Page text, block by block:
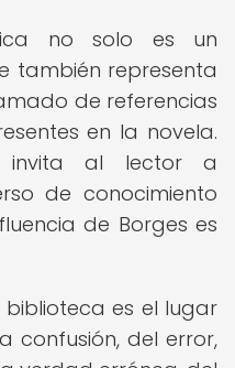
no solo es un
también representa
de referencias
en la novela.
invita al lector a
de conocimiento
de Borges es
biblioteca es el lugar
confusión, del error,